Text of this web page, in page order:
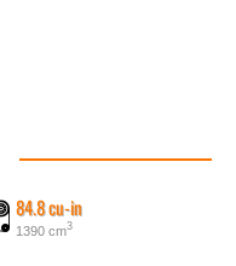
84.8 cu-in
1390 cm3